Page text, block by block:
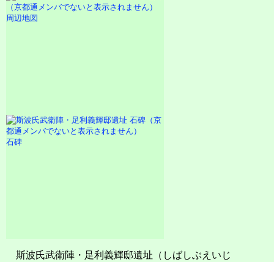
周辺地図
石碑
斯波氏武衛陣・足利義輝邸遺址（しばしぶえいじ